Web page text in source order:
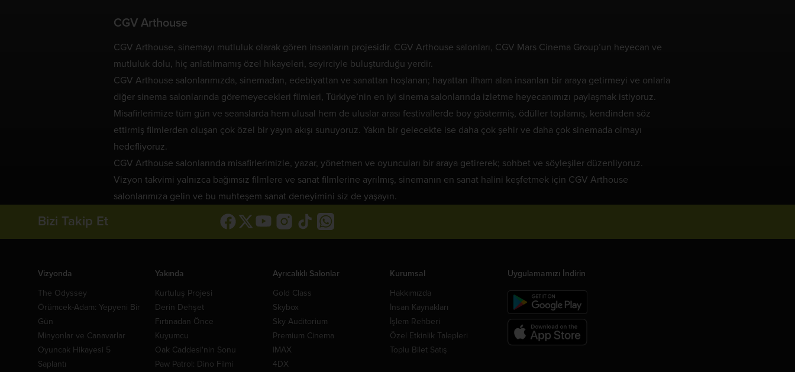
CGV Arthouse
CGV Arthouse, sinemayı mutluluk olarak gören insanların projesidir. CGV Arthouse salonları, CGV Mars Cinema Group’un heyecan ve
mutluluk dolu, hiç anlatılmamış özel hikayeleri, seyirciyle buluşturduğu yerdir.
CGV Arthouse salonlarımızda, sinemadan, edebiyattan ve sanattan hoşlanan; hayattan ilham alan insanları bir araya getirmeyi ve onlarla
diğer sinema salonlarında göremeyecekleri filmleri, Türkiye’nin en iyi sinema salonlarında izletme heyecanımızı paylaşmak istiyoruz.
Misafirlerimize tüm gün ve seanslarda hem ulusal hem de uluslar arası festivallerde boy göstermiş, ödüller toplamış, kendinden söz
ettirmiş filmlerden oluşan çok özel bir yayın akışı sunuyoruz. Yakın bir gelecekte ise daha çok şehir ve daha çok sinemada olmayı
hedefliyoruz.
CGV Arthouse salonlarında misafirlerimizle, yazar, yönetmen ve oyuncuları bir araya getirerek; sohbet ve söyleşiler düzenliyoruz.
Vizyon takvimi yalnızca bağımsız filmlere ve sanat filmlerine ayrılmış, sinemanın en sanat halini keşfetmek için CGV Arthouse
salonlarımıza gelin ve bu muhteşem sanat deneyimini siz de yaşayın.
Bizi Takip Et
Vizyonda
The Odyssey
Örümcek-Adam: Yepyeni Bir
Gün
Minyonlar ve Canavarlar
Oyuncak Hikayesi 5
Saplantı
Yakında
Kurtuluş Projesi
Derin Dehşet
Fırtınadan Önce
Kuyumcu
Oak Caddesi'nin Sonu
Paw Patrol: Dino Filmi
Ayrıcalıklı Salonlar
Gold Class
Skybox
Sky Auditorium
Premium Cinema
IMAX
4DX
Kurumsal
Hakkımızda
İnsan Kaynakları
İşlem Rehberi
Özel Etkinlik Talepleri
Toplu Bilet Satış
Uygulamamızı İndirin